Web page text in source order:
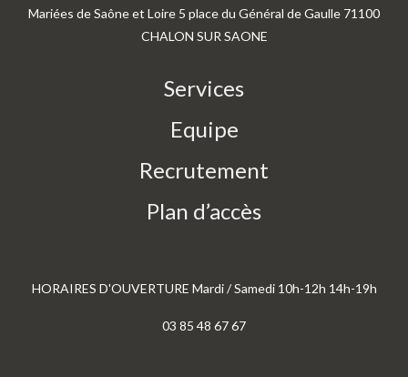
Mariées de Saône et Loire 5 place du Général de Gaulle 71100
CHALON SUR SAONE
Services
Equipe
Recrutement
Plan d’accès
HORAIRES D'OUVERTURE Mardi / Samedi 10h-12h 14h-19h
03 85 48 67 67